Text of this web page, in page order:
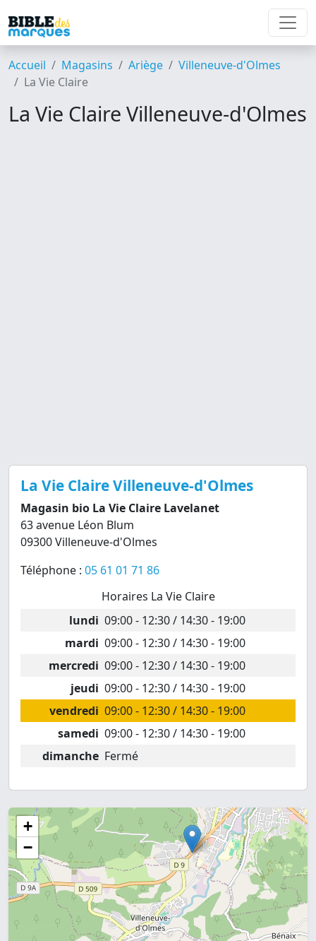
Accueil Magasins Ariège
Villeneuve-d'Olmes
La Vie Claire
La Vie Claire Villeneuve-d'Olmes
La Vie Claire Villeneuve-d'Olmes
Magasin bio La Vie Claire Lavelanet
63 avenue Léon Blum
09300 Villeneuve-d'Olmes
Téléphone : 05 61 01 71 86
Horaires La Vie Claire
lundi 09:00 - 12:30 / 14:30 - 19:00
mardi 09:00 - 12:30 / 14:30 - 19:00
mercredi 09:00 - 12:30 / 14:30 - 19:00
jeudi 09:00 - 12:30 / 14:30 - 19:00
vendredi 09:00 - 12:30 / 14:30 - 19:00
samedi 09:00 - 12:30 / 14:30 - 19:00
dimanche Fermé
+
−